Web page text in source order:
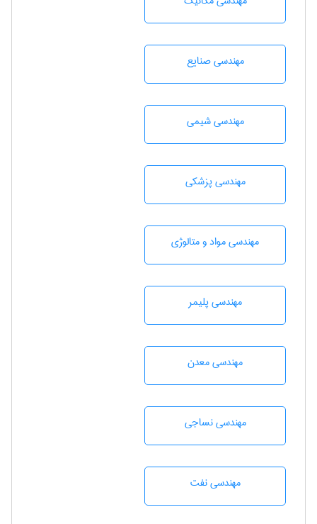
مهندسی صنايع
مهندسي شيمی
مهندسی پزشکی
مهندسی مواد و متالوژی
مهندسی پليمر
مهندسی معدن
مهندسي نساجی
مهندسی نفت